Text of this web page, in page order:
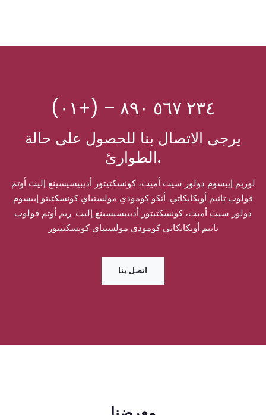
(٢٣٤ ٥٦٧ ٨٩٠ – (+٠١
يرجى الاتصال بنا للحصول على حالة
الطوارئ.
لوريم إيبسوم دولور سيت أميت، كونسكتيتور أديبيسيسينغ إليت أوتم
فولوب تاتيم أوبكايكاتي. أتكو كومودي مولستياي كونسكتيتو إيبسوم
دولور سيت أميت، كونسكتيتور أديبيسيسينغ إليت. ريم أوتم فولوب
تاتيم أوبكايكاتي كومودي مولستياي كونسكتيتور
اتصل بنا